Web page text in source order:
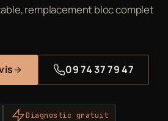
remplacement bloc complet
09 74 37 79 47
Diagnostic gratuit